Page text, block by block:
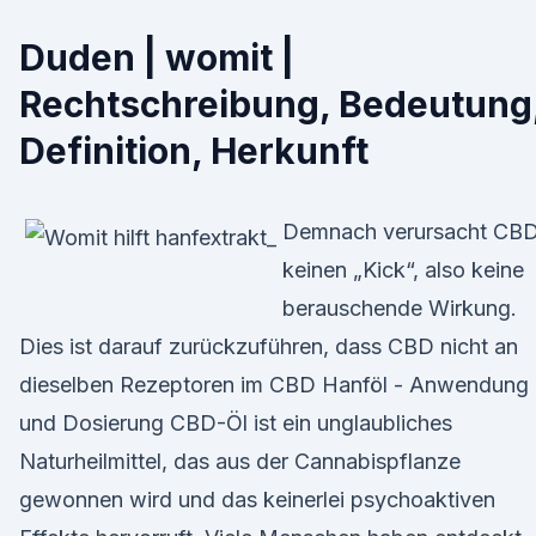
Duden | womit |
Rechtschreibung,
Definition, Herkunft
Demnach verursacht
keinen „Kick“, also keine
berauschende Wirkung.
Dies ist darauf zurückzuführen, dass CBD nicht an
dieselben Rezeptoren im CBD Hanföl - Anwendung
und Dosierung CBD-Öl ist ein unglaubliches
Naturheilmittel, das aus der Cannabispflanze
gewonnen wird und das keinerlei psychoaktiven